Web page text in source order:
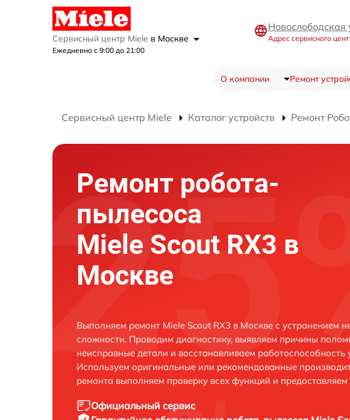
Сервисный центр Miele в Москве
Ежедневно с 9:00 до 21:00
Новослободская
Адрес сервисного
О компании Ремонт
Сервисный центр Miele Каталог устройств Ремонт
Ремонт робота-
пылесоса
Miele Scout RX3 в
Москве
Выполняем ремонт Miele Scout RX3 в Москве с устранением
сложности. Проводим диагностику, выявляем причины
неисправные детали и восстанавливаем работоспособность
Используем оригинальные или рекомендованные
ремонта выполняем проверку всех функций и
Официальный сервис